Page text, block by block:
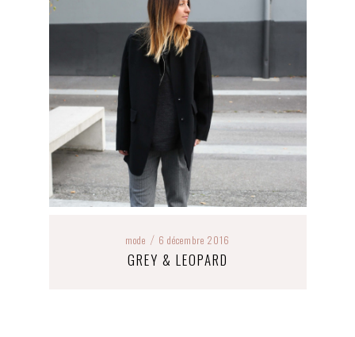
mode / 6 décembre 2016
GREY & LEOPARD